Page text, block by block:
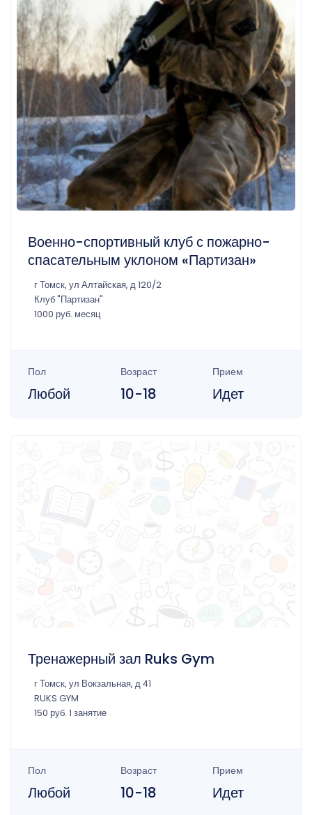
Военно-спортивный клуб с пожарно-
спасательным уклоном «Партизан»
г Томск, ул Алтайская, д 120/2
Клуб "Партизан"
1000 руб. месяц
Пол
Любой
Возраст
10-18
Прием
Идет
Тренажерный зал Ruks Gym
г Томск, ул Вокзальная, д 41
RUKS GYM
150 руб. 1 занятие
Пол
Любой
Возраст
10-18
Прием
Идет